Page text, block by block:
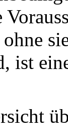
ist